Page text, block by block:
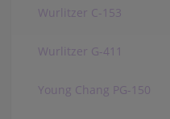
Wurlitzer C-153
Wurlitzer G-411
Young Chang PG-150